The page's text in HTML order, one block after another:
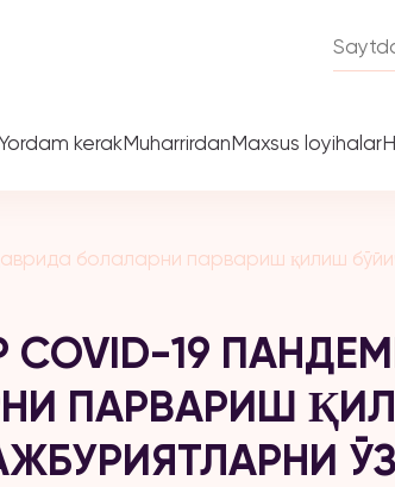
kerakMuharrirdanMaxsus loyihalar
болаларни парвариш қилиш
19
ПАРВАРИШ
ЎЗ